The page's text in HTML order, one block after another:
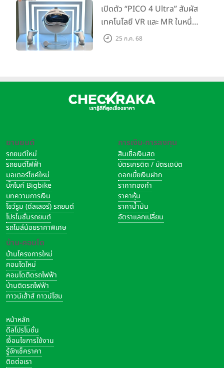
สร้างสรรค์ ‘GoPro...Go Pro
Creators’
เปิดตัว “PICO 4 Ultra” สัมผัส
เทคโนโลยี VR และ MR ในหนึ่ง
เดียว ยกระดับการทำงานและ25 ก.ค. 68
ยานยนต์
รถยนต์ใหม่
รถยนต์ไฟฟ้า
มอเตอร์ไซค์ใหม่
บิ๊กไบค์ Bigbike
บทความการเงิน
โชว์รูม (ดีลเลอร์) รถยนต์
โปรโมชั่นรถยนต์
รถไมล์น้อยราคาพิเศษ
บ้าน-คอนโด
บ้านโครงการใหม่
คอนโดใหม่
คอนโดติดรถไฟฟ้า
บ้านติดรถไฟฟ้า
ทาวน์เฮ้าส์ ทาวน์โฮม
การเงิน-การลงทุน
สินเชื่อเงินสด
บัตรเครดิต / บัตรเดบิต
ดอกเบี้ยเงินฝาก
ราคาทองคำ
ราคาหุ้น
ราคาน้ำมัน
อัตราแลกเปลี่ยน
หน้าหลัก
ดีลโปรโมชั่น
เงื่อนไขการใช้งาน
รู้จักเช็คราคา
ติดต่อเรา